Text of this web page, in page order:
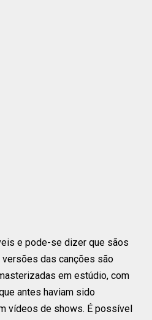
e pode-se dizer que sãos
das canções são
em estúdio, com
antes haviam sido
vídeos de shows. É possível